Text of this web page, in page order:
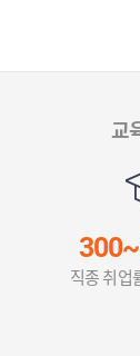
교
직종 취업